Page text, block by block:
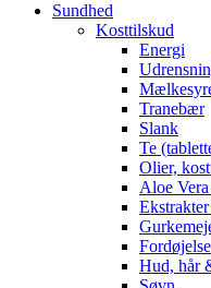
Sundhed
Kosttilskud
Energi
Tranebær
Slank
Te
Olier,
Aloe
Fordøjelse
Hud, hår